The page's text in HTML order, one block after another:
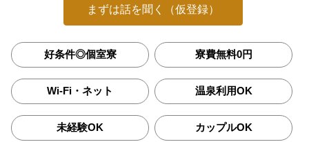
まずは話を聞く（仮登録）
好条件◎個室寮 寮費無料0円
Wi-Fi・ネット 温泉利用OK
未経験OK カップルOK